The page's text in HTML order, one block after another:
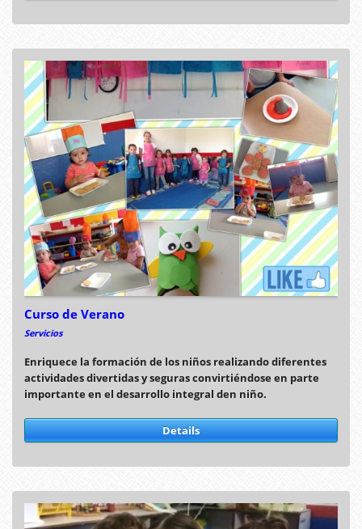
Curso de Verano
Servicios
Enriquece la formación de los niños realizando diferentes
actividades divertidas y seguras convirtiéndose en parte
importante en el desarrollo integral den niño.
Details